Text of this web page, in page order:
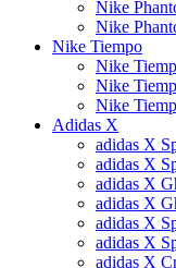
Nike
Nike
Nike Tiempo
Nike
Nike
Nike
Adidas X
adidas X
adidas X
adidas X
adidas X
adidas X
adidas X
adidas X